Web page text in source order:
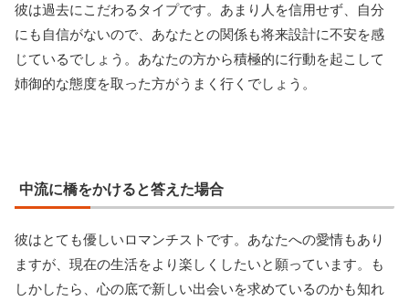
彼は過去にこだわるタイプです。あまり人を信用せず、自分
にも自信がないので、あなたとの関係も将来設計に不安を感
じているでしょう。あなたの方から積極的に行動を起こして
姉御的な態度を取った方がうまく行くでしょう。
中流に橋をかけると答えた場合
彼はとても優しいロマンチストです。あなたへの愛情もあり
ますが、現在の生活をより楽しくしたいと願っています。も
しかしたら、心の底で新しい出会いを求めているのかも知れ